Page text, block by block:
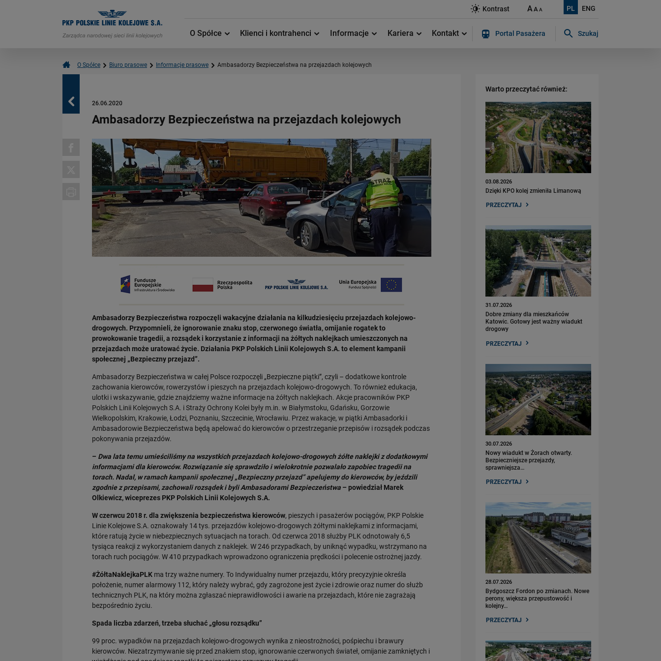
PL ENG
Kontrast AAA
O Spółce Klienci i kontrahenci Informacje Kariera Kontakt Portal Pasażera Szukaj
O Spółce Biuro prasowe Informacje prasowe Ambasadorzy Bezpieczeństwa na przejazdach kolejowych
Powrót 26.06.2020
Ambasadorzy Bezpieczeństwa na przejazdach kolejowych
Ambasadorzy Bezpieczeństwa rozpoczęli wakacyjne działania na kilkudziesięciu przejazdach kolejowo-
drogowych. Przypomnieli, że ignorowanie znaku stop, czerwonego światła, omijanie rogatek to
prowokowanie tragedii, a rozsądek i korzystanie z informacji na żółtych naklejkach umieszczonych na
przejazdach może uratować życie. Działania PKP Polskich Linii Kolejowych S.A. to element kampanii
społecznej „Bezpieczny przejazd”.
Ambasadorzy Bezpieczeństwa w całej Polsce rozpoczęli „Bezpieczne piątki”, czyli – dodatkowe kontrole
zachowania kierowców, rowerzystów i pieszych na przejazdach kolejowo-drogowych. To również edukacja,
ulotki i wskazywanie, gdzie znajdziemy ważne informacje na żółtych naklejkach. Akcje pracowników PKP
Polskich Linii Kolejowych S.A. i Straży Ochrony Kolei były m.in. w Białymstoku, Gdańsku, Gorzowie
Wielkopolskim, Krakowie, Łodzi, Poznaniu, Szczecinie, Wrocławiu. Przez wakacje, w piątki Ambasadorki i
Ambasadorowie Bezpieczeństwa będą apelować do kierowców o przestrzeganie przepisów i rozsądek podczas
pokonywania przejazdów.
– Dwa lata temu umieściliśmy na wszystkich przejazdach kolejowo-drogowych żółte naklejki z dodatkowymi
informacjami dla kierowców. Rozwiązanie się sprawdziło i wielokrotnie pozwalało zapobiec tragedii na
torach. Nadal, w ramach kampanii społecznej „Bezpieczny przejazd” apelujemy do kierowców, by jeździli
zgodnie z przepisami, zachowali rozsądek i byli Ambasadorami Bezpieczeństwa – powiedział Marek
Olkiewicz, wiceprezes PKP Polskich Linii Kolejowych S.A.
W czerwcu 2018 r. dla zwiększenia bezpieczeństwa kierowców, pieszych i pasażerów pociągów, PKP Polskie
Linie Kolejowe S.A. oznakowały 14 tys. przejazdów kolejowo-drogowych żółtymi naklejkami z informacjami,
które ratują życie w niebezpiecznych sytuacjach na torach. Od czerwca 2018 służby PLK odnotowały 6,5
tysiąca reakcji z wykorzystaniem danych z naklejek. W 246 przypadkach, by uniknąć wypadku, wstrzymano na
torach ruch pociągów. W 410 przypadkach wprowadzono ograniczenia prędkości i polecenie ostrożnej jazdy.
#ŻółtaNaklejkaPLK ma trzy ważne numery. To Indywidualny numer przejazdu, który precyzyjnie określa
położenie, numer alarmowy 112, który należy wybrać, gdy zagrożone jest życie i zdrowie oraz numer do służb
technicznych PLK, na który można zgłaszać nieprawidłowości i awarie na przejazdach, które nie zagrażają
bezpośrednio życiu.
Spada liczba zdarzeń, trzeba słuchać „głosu rozsądku”
99 proc. wypadków na przejazdach kolejowo-drogowych wynika z nieostrożności, pośpiechu i brawury
kierowców. Niezatrzymywanie się przed znakiem stop, ignorowanie czerwonych świateł, omijanie zamkniętych i
Warto przeczytać również:
03.08.2026
Dzięki KPO kolej zmieniła Limanową
PRZECZYTAJ
31.07.2026
Dobre zmiany dla mieszkańców
Katowic. Gotowy jest ważny wiadukt
drogowy
PRZECZYTAJ
30.07.2026
Nowy wiadukt w Żorach otwarty.
Bezpieczniejsze przejazdy,
sprawniejsza…
PRZECZYTAJ
28.07.2026
Bydgoszcz Fordon po zmianach. Nowe
perony, większa przepustowość i
kolejny…
PRZECZYTAJ